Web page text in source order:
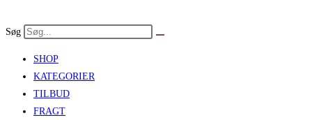
to
Søg
SHOP
KATEGORIER
TILBUD
FRAGT